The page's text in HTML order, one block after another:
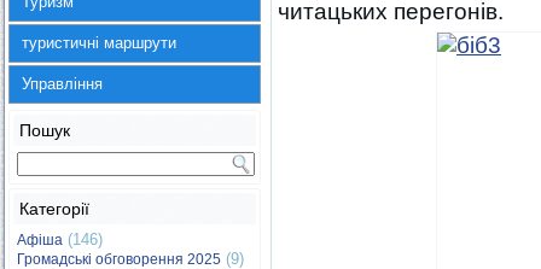
туристичні маршрути
Управління
Пошук
Категорії
Афіша (146)
Громадські обговорення 2025 (9)
читацьких перегонів.